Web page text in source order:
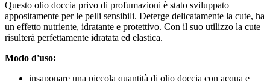
Questo olio doccia privo di profumazioni è stato sviluppato
appositamente per le pelli sensibili. Deterge delicatamente la cute, ha
un effetto nutriente, idratante e protettivo. Con il suo utilizzo la cute
risulterà perfettamente idratata ed elastica.
Modo d'uso:
insaponare una piccola quantità di olio doccia con acqua e